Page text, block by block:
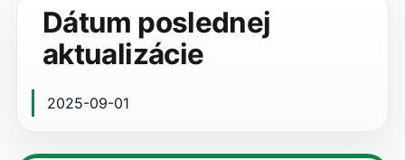
Dátum poslednej
aktualizácie
2025-09-01